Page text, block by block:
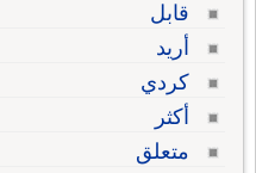
قابل
أريد
كردي
أكثر
متعلق